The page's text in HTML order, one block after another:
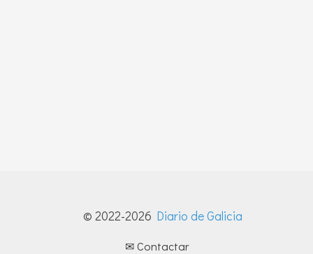
© 2022-2026 Diario de Galicia
✉ Contactar